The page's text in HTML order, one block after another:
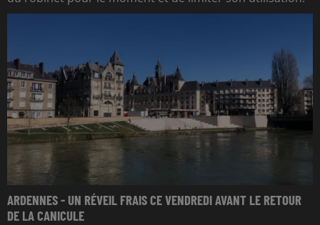
ARDENNES - UN RÉVEIL FRAIS CE VENDREDI AVANT LE RETOUR
DE LA CANICULE